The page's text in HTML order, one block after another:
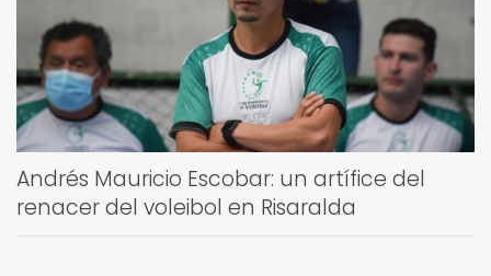
Andrés Mauricio Escobar: un artífice del
renacer del voleibol en Risaralda